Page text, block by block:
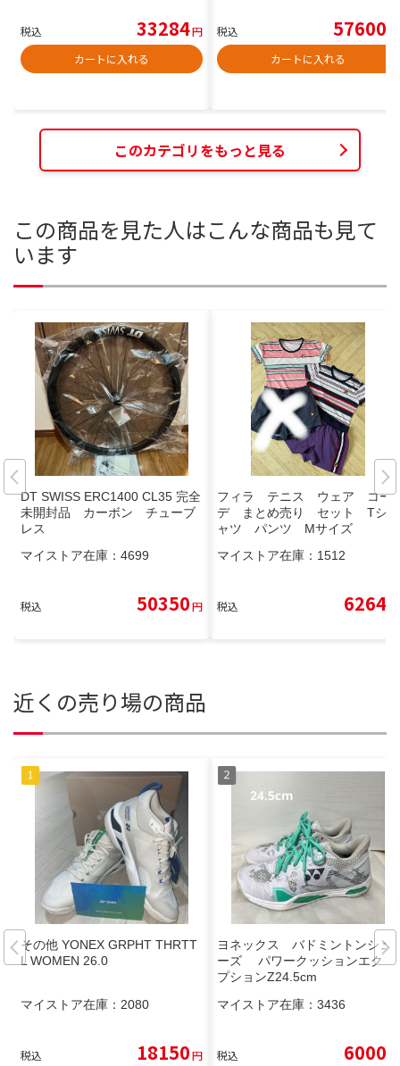
税込 33284円
カートに入れる
税込 57600
カートに入れる
このカテゴリをもっと見る
この商品を見た人はこんな商品も見て
います
DT SWISS ERC1400 CL35 完全
未開封品 カーボン チューブ
レス
マイストア在庫： 4699
税込 50350円
フィラ テニス ウェア コー
デ まとめ売り セット Tシ
ャツ パンツ Mサイズ
マイストア在庫： 1512
税込 6264
近くの売り場の商品
その他 YONEX GRPHT THRTT
L WOMEN 26.0
マイストア在庫： 2080
税込 18150円
ヨネックス バドミントンシュ
ーズ パワークッションエクリ
プションZ24.5cm
マイストア在庫： 3436
税込 6000